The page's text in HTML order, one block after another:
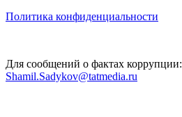
Политика конфиденциальности
Для сообщений о фактах коррупции:
Shamil.Sadykov@tatmedia.ru